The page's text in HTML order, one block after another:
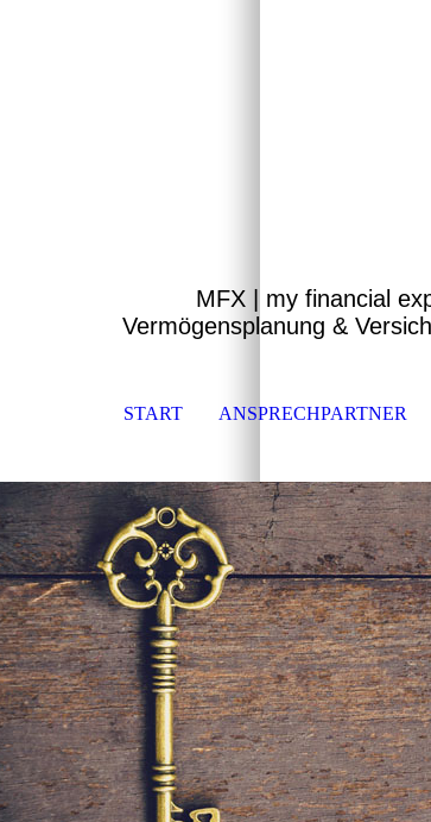
MFX | my financial
Vermögensplanung &
START ANSPRECHPARTNER